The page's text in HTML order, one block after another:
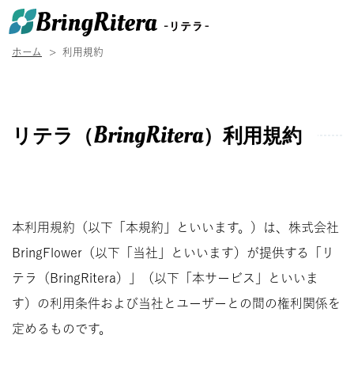
ホーム 利用規約
リテラ（BringRitera）利用規約
本利用規約（以下「本規約」といいます。）は、株式会社
BringFlower（以下「当社」といいます）が提供する「リ
テラ（BringRitera）」（以下「本サービス」といいま
す）の利用条件および当社とユーザーとの間の権利関係を
定めるものです。